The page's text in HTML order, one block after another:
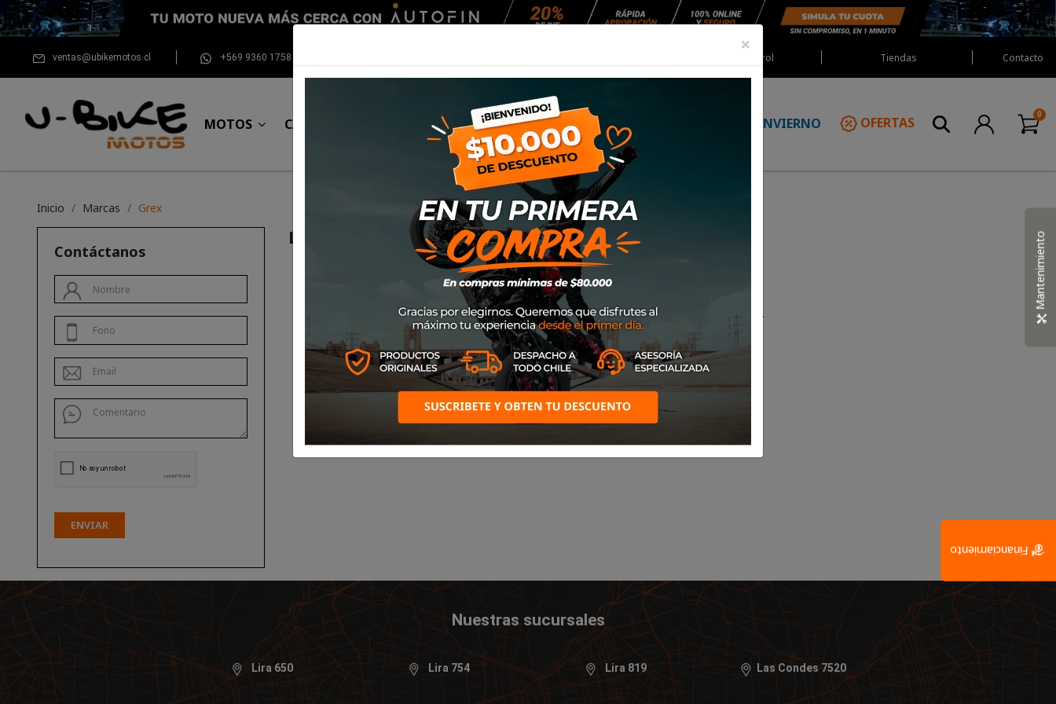
ventas@ubikemotos.cl +569 9360 1758 Red Castrol Tiendas Contacto
MOTOS CASCOS EQUIPAMIENTO NEUMÁTICOS MANTENCIÓN INVIERNO OFERTAS
Inicio Marcas Grex
Contáctanos
ENVIAR
Listado de productos por marca Grex
No hay productos disponibles
¡Estate atento! Próximamente se añadirán más productos.
Nuestras sucursales
Lira 650 Lira 754 Lira 819 Las Condes 7520
×
Mantenimiento
Financiamiento